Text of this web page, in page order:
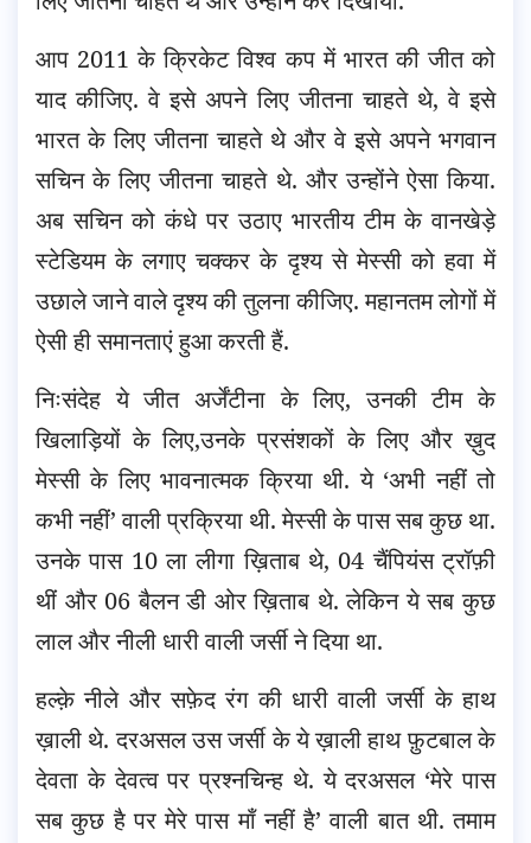
आप 2011 के क्रिकेट विश्व कप में भारत की जीत को
याद कीजिए. वे इसे अपने लिए जीतना चाहते थे, वे इसे
भारत के लिए जीतना चाहते थे और वे इसे अपने भगवान
सचिन के लिए जीतना चाहते थे. और उन्होंने ऐसा किया.
अब सचिन को कंधे पर उठाए भारतीय टीम के वानखेड़े
स्टेडियम के लगाए चक्कर के दृश्य से मेस्सी को हवा में
उछाले जाने वाले दृश्य की तुलना कीजिए. महानतम लोगों में
ऐसी ही समानताएं हुआ करती हैं.
निःसंदेह ये जीत अर्जेंटीना के लिए, उनकी टीम के
खिलाड़ियों के लिए,उनके प्रसंशकों के लिए और ख़ुद
मेस्सी के लिए भावनात्मक क्रिया थी. ये ‘अभी नहीं तो
कभी नहीं’ वाली प्रक्रिया थी. मेस्सी के पास सब कुछ था.
उनके पास 10 ला लीगा ख़िताब थे, 04 चैंपियंस ट्रॉफ़ी
थीं और 06 बैलन डी ओर ख़िताब थे. लेकिन ये सब कुछ
लाल और नीली धारी वाली जर्सी ने दिया था.
हल्क़े नीले और सफ़ेद रंग की धारी वाली जर्सी के हाथ
ख़ाली थे. दरअसल उस जर्सी के ये ख़ाली हाथ फ़ुटबाल के
देवता के देवत्व पर प्रश्नचिन्ह थे. ये दरअसल ‘मेरे पास
सब कुछ है पर मेरे पास माँ नहीं है’ वाली बात थी. तमाम